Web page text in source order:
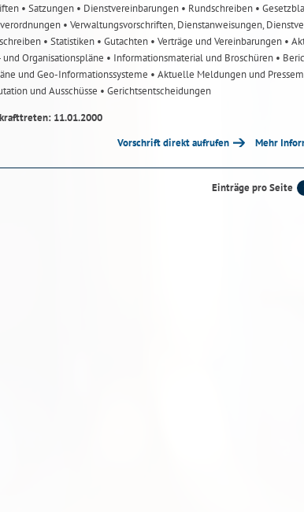
• Satzungen • Dienstvereinbarungen • Rundschreiben •
• Verwaltungsvorschriften, Dienstanweisungen,
• Statistiken • Gutachten • Verträge und Vereinbarungen •
Organisationspläne • Informationsmaterial und Broschüren •
und Geo-Informationssysteme • Aktuelle Meldungen und
und Ausschüsse • Gerichtsentscheidungen
11.01.2000
Vorschrift direkt aufrufen Mehr
Einträge pro Seite